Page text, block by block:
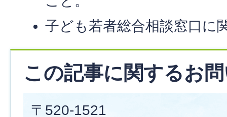
子ども若者総合相談窓口に
この記事に関するお
〒520-1521